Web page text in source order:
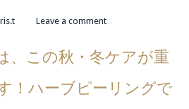
Leave a comment
、この秋・冬ケアが重
！ハーブピーリングで